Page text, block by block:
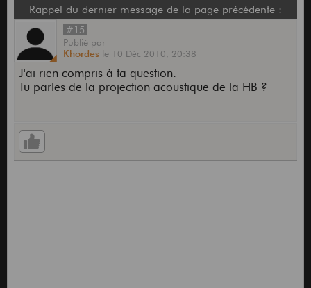
Rappel du dernier message de la page précédente :
#15
Publié par
Khordes le 10 Déc 2010, 20:38
J'ai rien compris à ta question.
Tu parles de la projection acoustique de la HB ?